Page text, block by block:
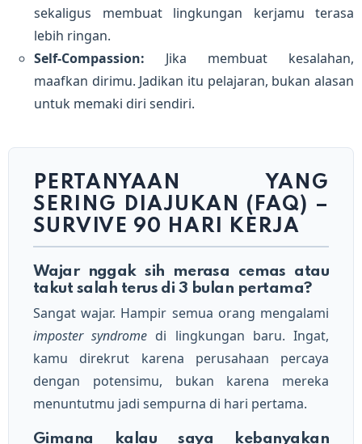
sekaligus membuat lingkungan kerjamu terasa
lebih ringan.
Self-Compassion: Jika membuat kesalahan,
maafkan dirimu. Jadikan itu pelajaran, bukan alasan
untuk memaki diri sendiri.
PERTANYAAN YANG
SERING DIAJUKAN (FAQ) –
SURVIVE 90 HARI KERJA
Wajar nggak sih merasa cemas atau
takut salah terus di 3 bulan pertama?
Sangat wajar. Hampir semua orang mengalami
imposter syndrome di lingkungan baru. Ingat,
kamu direkrut karena perusahaan percaya
dengan potensimu, bukan karena mereka
menuntutmu jadi sempurna di hari pertama.
Gimana kalau saya kebanyakan